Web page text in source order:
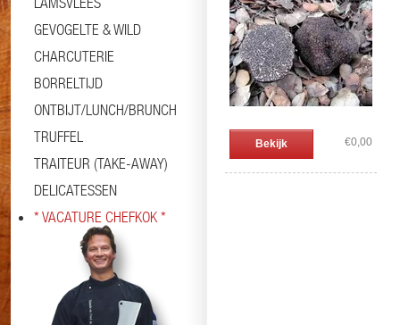
GEVOGELTE & WILD
CHARCUTERIE
BORRELTIJD
ONTBIJT/LUNCH/BRUNCH
TRUFFEL
TRAITEUR (TAKE-AWAY)
DELICATESSEN
* VACATURE CHEFKOK *
Bekijk €0,00